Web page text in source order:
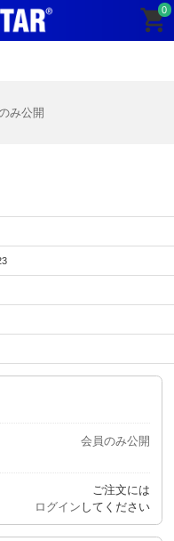
0
み公開
会員のみ公開
ご注文には
ログイン してください